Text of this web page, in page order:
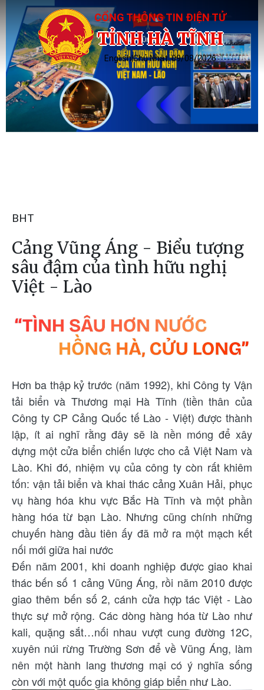
CỔNG THÔNG TIN ĐIỆN TỬ
TỈNH HÀ TĨNH
English|Chủ Nhật, 09/08/2026
BHT
Cảng Vũng Áng - Biểu tượng
sâu đậm của tình hữu nghị
Việt - Lào
Hơn ba thập kỷ trước (năm 1992), khi Công ty Vận
tải biển và Thương mại Hà Tĩnh (tiền thân của
Công ty CP Cảng Quốc tế Lào - Việt) được thành
lập, ít ai nghĩ rằng đây sẽ là nền móng để xây
dựng một cửa biển chiến lược cho cả Việt Nam và
Lào. Khi đó, nhiệm vụ của công ty còn rất khiêm
tốn: vận tải biển và khai thác cảng Xuân Hải, phục
vụ hàng hóa khu vực Bắc Hà Tĩnh và một phần
hàng hóa từ bạn Lào. Nhưng cũng chính những
chuyến hàng đầu tiên ấy đã mở ra một mạch kết
nối mới giữa hai nước
Đến năm 2001, khi doanh nghiệp được giao khai
thác bến số 1 cảng Vũng Áng, rồi năm 2010 được
giao thêm bến số 2, cánh cửa hợp tác Việt - Lào
thực sự mở rộng. Các dòng hàng hóa từ Lào như
kali, quặng sắt…nối nhau vượt cung đường 12C,
xuyên núi rừng Trường Sơn để về Vũng Áng, làm
nên một hành lang thương mại có ý nghĩa sống
còn với một quốc gia không giáp biển như Lào.